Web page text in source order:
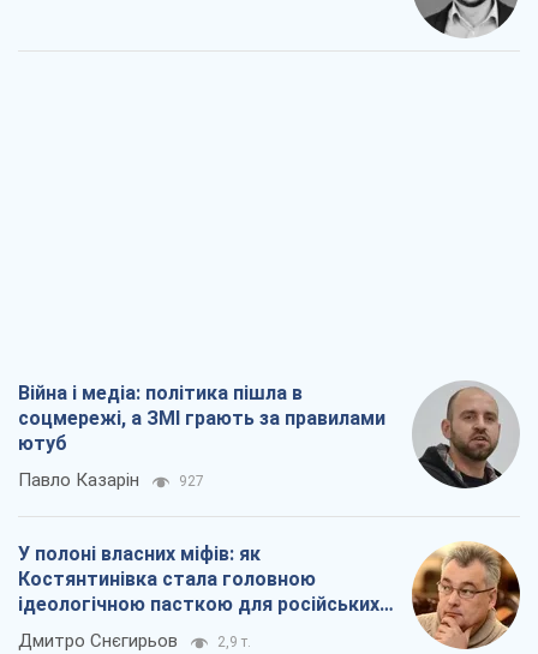
Війна і медіа: політика пішла в
соцмережі, а ЗМІ грають за правилами
ютуб
Павло Казарін 927
У полоні власних міфів: як
Костянтинівка стала головною
ідеологічною пасткою для російських
окупантів
Дмитро Снєгирьов 2,9 т.